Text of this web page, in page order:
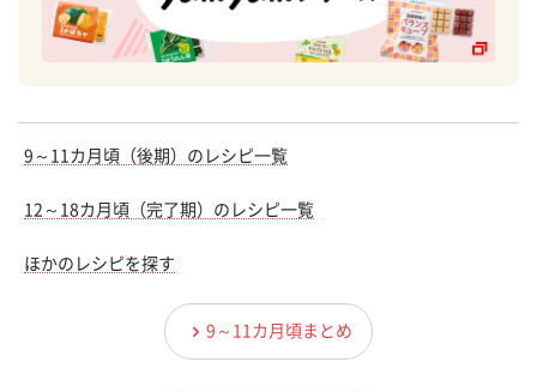
9～11カ月頃（後期）のレシピ一覧
12～18カ月頃（完了期）のレシピ一覧
ほかのレシピを探す
9～11カ月頃まとめ